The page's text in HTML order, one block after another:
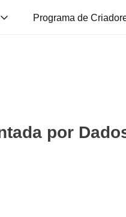
Programa de
por